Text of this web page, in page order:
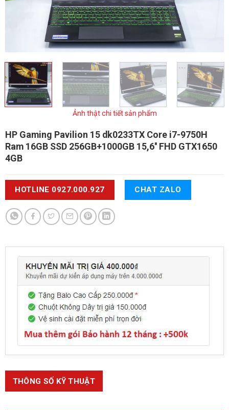
Ảnh thật chi tiết sản phẩm
HP Gaming Pavilion 15 dk0233TX Core i7-9750H
Ram 16GB SSD 256GB+1000GB 15,6'' FHD GTX1650
4GB
HOTLINE 0927.000.927 CHAT ZALO
THÔNG SỐ KỸ THUẬT